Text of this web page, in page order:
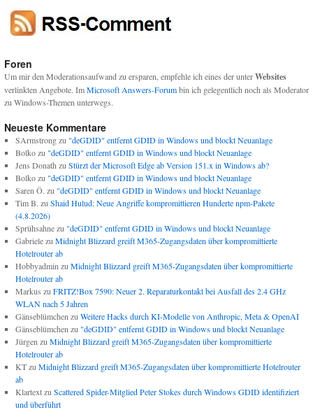
Foren
Um mir den Moderationsaufwand zu ersparen, empfehle ich eines der unterWebsites
verlinkten Angebote. ImMicrosoft Answers-Forumbin ich gelegentlich noch als Moderator
zu Windows-Themen unterwegs.
Neueste Kommentare
SArmstrongzu "deGDID" entfernt GDID in Windows und blockt Neuanlage
Bolkozu "deGDID" entfernt GDID in Windows und blockt Neuanlage
Jens Donath zu Stürzt der Microsoft Edge ab Version 151.x in Windows ab?
Bolkozu "deGDID" entfernt GDID in Windows und blockt Neuanlage
Saren Ö. zu "deGDID" entfernt GDID in Windows und blockt Neuanlage
Tim B. zu Shaid Hulud: Neue Angriffe kompromittieren Hunderte npm-Pakete
(4.8.2026)
Sprühsahnezu "deGDID" entfernt GDID in Windows und blockt Neuanlage
Gabrielezu Midnight Blizzard greift M365-Zugangsdaten über kompromittierte
Hotelrouter ab
Hobbyadmin zu Midnight Blizzard greift M365-Zugangsdaten über kompromittierte
Hotelrouter ab
Markus zu FRITZ!Box 7590: Neuer 2. Reparaturkontakt bei Ausfall des 2.4 GHz
WLAN nach 5 Jahren
Gänseblümchen zu Weitere Hacks durch KI-Modelle von Anthropic, Meta & OpenAI
Gänseblümchen zu "deGDID" entfernt GDID in Windows und blockt Neuanlage
Jürgen zu Midnight Blizzard greift M365-Zugangsdaten über kompromittierte
Hotelrouter ab
KTzu Midnight Blizzard greift M365-Zugangsdaten über kompromittierte Hotelrouter
ab
Klartextzu Scattered Spider-Mitglied Peter Stokes durch Windows GDID identifiziert
und überführt